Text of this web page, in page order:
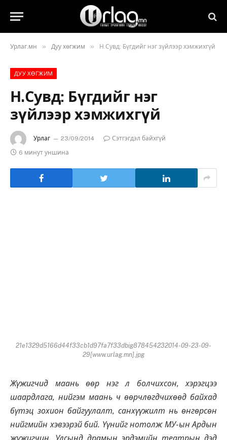
Урлаг.мн » Дуу хөгжим » Н.Сувд: Бүгдийг нэг зүйлээр хэмжихгүй
ДУУ ХӨГЖИМ
Н.Сувд: Бүгдийг нэг
зүйлээр хэмжихгүй
Урлаг 23/09/2014
Сэтгэгдэл байхгүй
6 минут уншина
21e1329d5166d44f33cb1d97fa7f33dbig878454232014-09-23-09-
29[www.urlag.mn].jpg
Жүжигчид маань өөр нэг л болчихсон, хэрэгцээ
шаардлага, нийгэм маань ч өөрчлөгдчихөөд байхад
бүтэц зохион байгуулалт, санхүүжилт нь өнгөрсөн
нийгмийн хэвээрэй бий. Үүнийг нотолж МУ-ын Ардын